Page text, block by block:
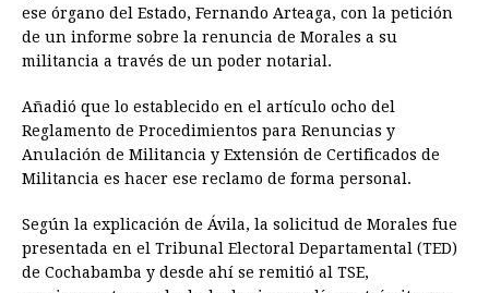
ese órgano del Estado, Fernando Arteaga, con la petición
de un informe sobre la renuncia de Morales a su
militancia a través de un poder notarial.
Añadió que lo establecido en el artículo ocho del
Reglamento de Procedimientos para Renuncias y
Anulación de Militancia y Extensión de Certificados de
Militancia es hacer ese reclamo de forma personal.
Según la explicación de Ávila, la solicitud de Morales fue
presentada en el Tribunal Electoral Departamental (TED)
de Cochabamba y desde ahí se remitió al TSE,